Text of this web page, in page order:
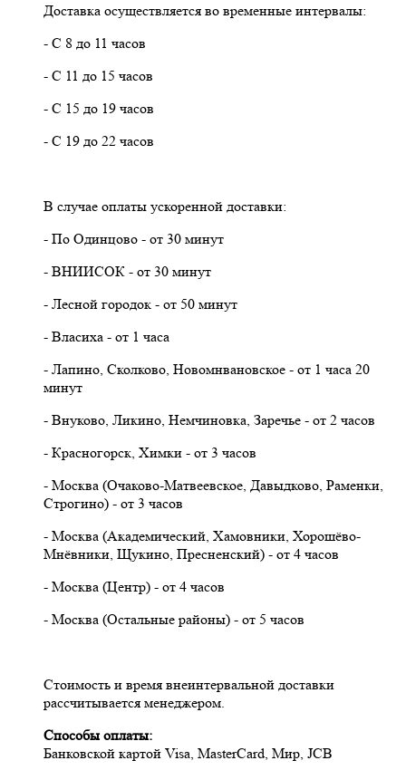
Доставка осуществляется во временные интервалы:
- С 8 до 11 часов
- С 11 до 15 часов
- С 15 до 19 часов
- С 19 до 22 часов
В случае оплаты ускоренной доставки:
- По Одинцово - от 30 минут
- ВНИИСОК - от 30 минут
- Лесной городок - от 50 минут
- Власиха - от 1 часа
- Лапино, Сколково, Новомнвановское - от 1 часа 20
минут
- Внуково, Ликино, Немчиновка, Заречье - от 2 часов
- Красногорск, Химки - от 3 часов
- Москва (Очаково-Матвеевское, Давыдково, Раменки,
Строгино) - от 3 часов
- Москва (Академический, Хамовники, Хорошёво-
Мнёвники, Щукино, Пресненский) - от 4 часов
- Москва (Центр) - от 4 часов
- Москва (Остальные районы) - от 5 часов
Стоимость и время внеинтервальной доставки
рассчитывается менеджером.
Cпособы оплаты:
Банковской картой Visa, MasterCard, Мир, JCB